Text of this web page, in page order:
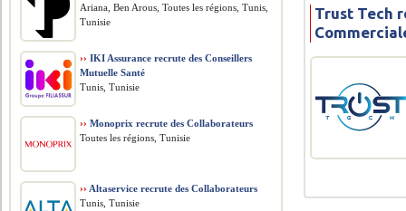
Trust Tech
Ariana, Ben Arous, Toutes les régions, Tunis,
Tunisie
›› IKI Assurance recrute des Conseillers
Mutuelle Santé
Tunis, Tunisie
›› Monoprix recrute des Collaborateurs
Toutes les régions, Tunisie
›› Altaservice recrute des Collaborateurs
Tunis, Tunisie